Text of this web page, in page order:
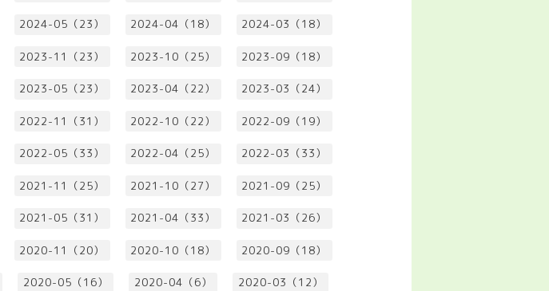
2024-05（23） 2024-04（18） 2024-03（18）
2023-11（23） 2023-10（25） 2023-09（18）
2023-05（23） 2023-04（22） 2023-03（24）
2022-11（31） 2022-10（22） 2022-09（19）
2022-05（33） 2022-04（25） 2022-03（33）
2021-11（25） 2021-10（27） 2021-09（25）
2021-05（31） 2021-04（33） 2021-03（26）
2020-11（20） 2020-10（18） 2020-09（18）
2020-05（16） 2020-04（6） 2020-03（12）